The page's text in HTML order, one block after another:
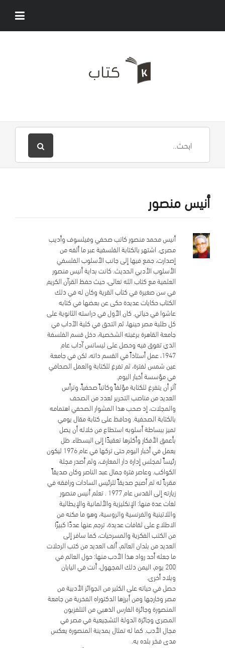
أنيس منصور
أنيس محمد منصور كاتب صحفي وفيلسوف وأديب
مصري. اشتهر بالكتابة الفلسفية عبر ما ألفه من
إصدارت، جمع فيها إلى جانب الأسلوب الفلسفي
الأسلوب الأدبي الحديث. كانت بداية أنيس منصور
العلمية مع كتاب الله تعالى، حيث حفظ القرآن الكريم
في سن صغيرة في كتاب القرية وكان له في ذلك
الكتاب حكايات عديدة حكى عن بعضها في كتابه
عاشوا في حياتي. كان الأول في دراسته الثانوية على
كل طلبة مصر حينها، ثم التحق في كلية الآداب في
جامعة القاهرة برغبته الشخصية، دخل قسم الفلسفة
الذي تفوق فيه وحصل على ليسانس آداب عام
1947، عمل أستاذاً في القسم ذاته، لكن في جامعة
عين شمس لفترة، ثم تفرغ للكتابة والعمل الصحافي
في مؤسسة أخبار اليوم.
آثر أن يتفرغ للكتابة مؤلفاً وكاتباً صحفياً، وترأس
العديد من مناصب التحرير لعدد من الصحف
والمجلات، إذ صحب هذا المشوار الصحفي اهتمامه
بالكتابة الصحفية. وحافظ على كتابة مقال يومي
تميز ببساطة أسلوبه استطاع من خلاله أن يصل
بأعمق الأفكار وأكثرها تعقيدًا إلى البسطاء. ظل
يعمل في أخبار اليوم حتى تركها في عام 1976 ليكون
رئيساً لمجلس إدارة دار المعارف، وثم أصدر مجلة
الكواكب. وعاصر فترة جمال عبد الناصر وكان صديقاً
مقرباً له ثم أصبح صديقاً للرئيس السادات ورافقه في
زيارته إلى القدس عام 1977 . تعلم أنيس منصور
لغات عدة منها: الإنكليزية والألمانية والإيطالية
واللاتينية والفرنسية والروسية، وهو ما مكنه من
الاطلاع على ثقافات عديدة، ترجم عنها عددًا كبيرًا
من الكتب الفكرية والمسرحيات، كما سافر إلى
العديد من بلدان العالم، ألف العديد من كتب الرحلات
ما جعله أحد رواد هذا الأدب منها: حول العالم في
200 يوم، اليمن ذلك المجهول، أنت في اليابان
وبلاد أخرى.
حصل في حياته على الكثير من الجوائز الأدبية من
مصر وخارجها ومن أبرزها الدكتوراه الفخرية من جامعة
المنصورة وجائزة الفارس الذهبي من التلفزيون
المصري وجائزة الدولة التشجيعية في مصر في
مجال الأدب. كما له تمثال بمدينة المنصورة يعكس
مدى فخر بلده به.